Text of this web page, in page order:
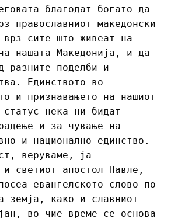
благодат богато да
православниот македонски
сите што живеат на
нашата Македонија, и да
разните поделби и
Единството во
и признавањето на нашиот
статус нека ни бидат
и за чување на
и национално единство.
веруваме, ја
и светиот апостол Павле,
евангелското слово по
земја, како и славниот
во чие време се основа